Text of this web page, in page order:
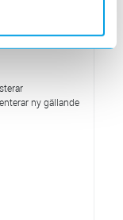
ny gällande